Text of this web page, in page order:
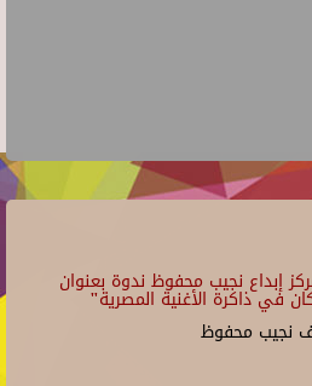
إبداع نجيب محفوظ ندوة بعنوان
في ذاكرة الأغنية المصرية"
نجيب محفوظ